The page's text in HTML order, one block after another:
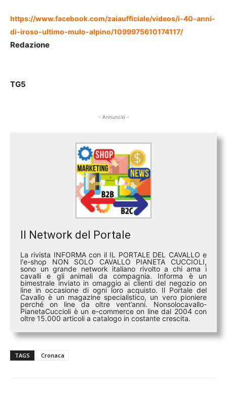
https://www.facebook.com/zaiaufficiale/videos/i-40-anni-
di-iroso-ultimo-mulo-alpino/1099975610174117/
Redazione
TG5
- Annuncio -
Il Network del Portale
La rivista INFORMA con il IL PORTALE DEL CAVALLO e
l'e-shop NON SOLO CAVALLO PIANETA CUCCIOLI,
sono un grande network italiano rivolto a chi ama i
cavalli e gli animali da compagnia. Informa è un
bimestrale inviato in omaggio ai clienti del negozio on
line in occasione di ogni loro acquisto. Il Portale del
Cavallo è un magazine specialistico, un vero pioniere
perché on line da oltre vent’anni. Nonsolocavallo-
PianetaCuccioli è un e-commerce on line dal 2004 con
oltre 15.000 articoli a catalogo in costante crescita.
TAGS Cronaca